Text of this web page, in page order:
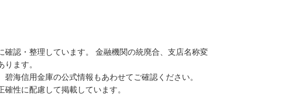
認・整理しています。 金融機関の統廃合、支店名称変
ます。
海信用金庫の公式情報もあわせてご確認ください。
性に配慮して掲載しています。